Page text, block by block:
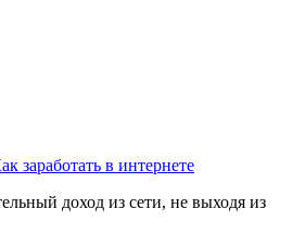
заработать в интернете
доход из сети, не выходя из